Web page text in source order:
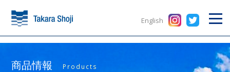
English
商品情報 Products